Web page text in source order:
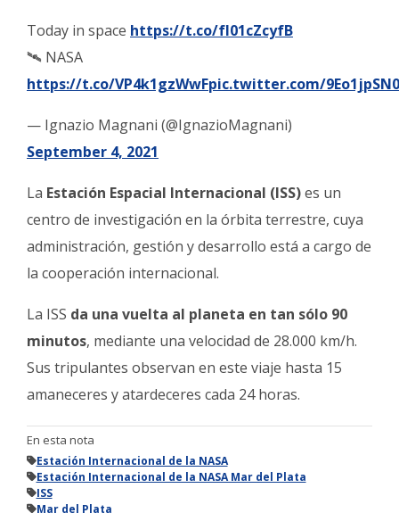
Today in space https://t.co/fI01cZcyfB
🛰 NASA
https://t.co/VP4k1gzWwFpic.twitter.com/
— Ignazio Magnani (@IgnazioMagnani)
September 4, 2021
La Estación Espacial Internacional (ISS)es un
centro de investigación en la órbita terrestre, cuya
administración, gestión y desarrollo está a cargo de
la cooperación internacional.
La ISS da una vuelta al planeta en tan sólo 90
minutos, mediante una velocidad de 28.000 km/h.
Sus tripulantes observan en este viaje hasta 15
amaneceres y atardeceres cada 24 horas.
En esta nota
Estación Internacional de la NASA
Estación Internacional de la NASA Mar del Plata
ISS
Mar del Plata